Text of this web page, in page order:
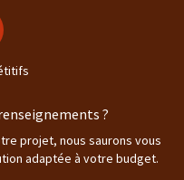
?
projet, nous saurons vous
adaptée à votre budget.